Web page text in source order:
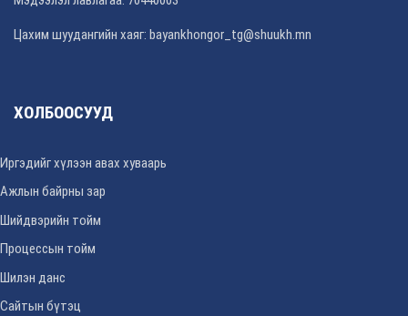
Цахим шуудангийн хаяг: bayankhongor_tg@shuukh.mn
ХОЛБООСУУД
Иргэдийг хүлээн авах хуваарь
Ажлын байрны зар
Шийдвэрийн тойм
Процессын тойм
Шилэн данс
Сайтын бүтэц